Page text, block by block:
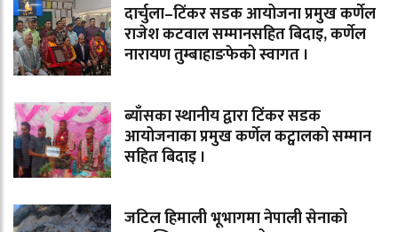
दार्चुला–टिंकर सडक आयोजना प्रमुख कर्णेल
राजेश कटवाल सम्मानसहित बिदाइ, कर्णेल
नारायण तुम्बाहाङफेको स्वागत ।
ब्याँसका स्थानीय द्वारा टिंकर सडक
आयोजनाका प्रमुख कर्णेल कट्वालको सम्मान
सहित बिदाइ ।
जटिल हिमाली भूभागमा नेपाली सेनाको